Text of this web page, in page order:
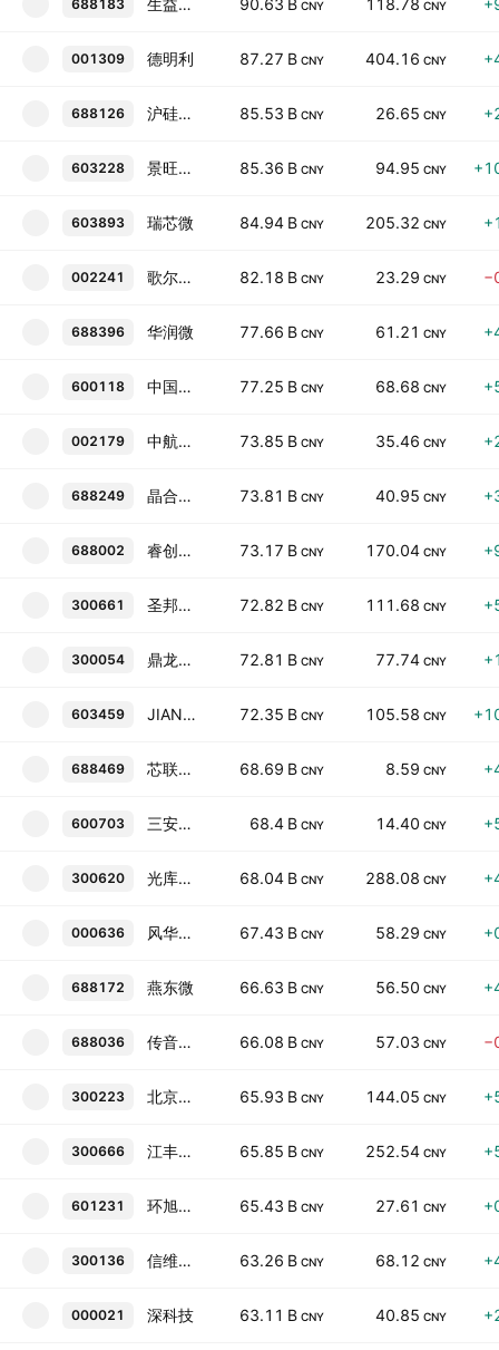
688183 生益电子 90.63 B CNY 118.78 CNY
001309 德明利 87.27 B CNY 404.16 CNY
688126 沪硅产业 85.53 B CNY 26.65 CNY
603228 景旺电子 85.36 B CNY 94.95 CNY
603893 瑞芯微 84.94 B CNY 205.32 CNY
002241 歌尔股份 82.18 B CNY 23.29 CNY
688396 华润微 77.66 B CNY 61.21 CNY
600118 中国卫星 77.25 B CNY 68.68 CNY
002179 中航光电 73.85 B CNY 35.46 CNY
688249 晶合集成 73.81 B CNY 40.95 CNY
688002 睿创微纳 73.17 B CNY 170.04 CNY
300661 圣邦股份 72.82 B CNY 111.68 CNY
300054 鼎龙股份 72.81 B CNY 77.74 CNY
603459 JIANGXI REDBOARD TECH CO LTD 72.35 B CNY 105.58 CNY
688469 芯联集成 68.69 B CNY 8.59 CNY
600703 三安光电 68.4 B CNY 14.40 CNY
300620 光库科技 68.04 B CNY 288.08 CNY
000636 风华高科 67.43 B CNY 58.29 CNY
688172 燕东微 66.63 B CNY 56.50 CNY
688036 传音控股 66.08 B CNY 57.03 CNY
300223 北京君正 65.93 B CNY 144.05 CNY
300666 江丰电子 65.85 B CNY 252.54 CNY
601231 环旭电子 65.43 B CNY 27.61 CNY
300136 信维通信 63.26 B CNY 68.12 CNY
000021 深科技 63.11 B CNY 40.85 CNY